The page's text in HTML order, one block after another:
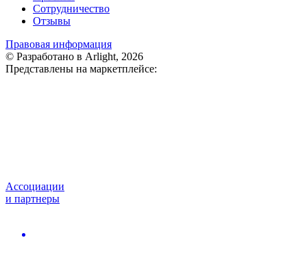
Сотрудничество
Отзывы
Правовая информация
© Разработано в Arlight, 2026
Представлены на маркетплейсе:
Ассоциации
и партнеры